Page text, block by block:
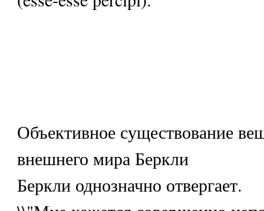
Объективное существование
внешнего мира Беркли
Беркли однозначно отвергает.